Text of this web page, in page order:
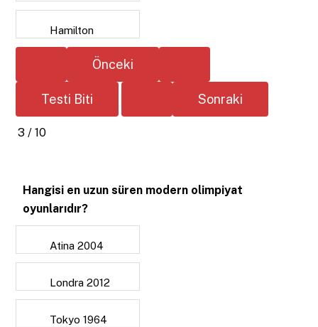
Hamilton
3 / 10
Hangisi en uzun süren modern olimpiyat
oyunlarıdır?
Atina 2004
Londra 2012
Tokyo 1964